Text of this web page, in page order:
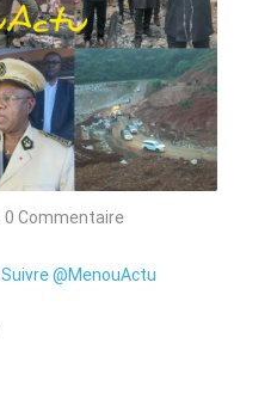
0 Commentaire
Suivre @MenouActu